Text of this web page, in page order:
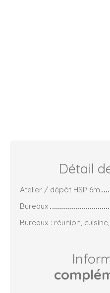
Détail
Atelier / dépôt HSP 6m
Bureaux
Bureaux : réunion, cuisine,